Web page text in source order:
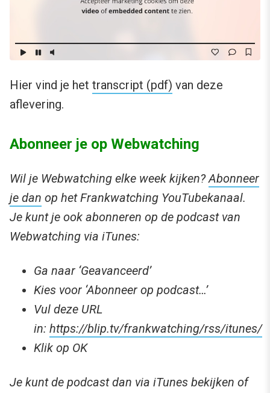
Hier vind je het transcript (pdf) van deze
aflevering.
Abonneer je op Webwatching
Wil je Webwatching elke week kijken?Abonneer
je dan op het Frankwatching YouTubekanaal.
Je kunt je ook abonneren op de podcast van
Webwatching via iTunes:
Ga naar ‘Geavanceerd’
Kies voor ‘Abonneer op podcast…’
Vul deze URL
in: https://blip.tv/frankwatching/rss/itunes/
Klik op OK
Je kunt de podcast dan via iTunes bekijken of